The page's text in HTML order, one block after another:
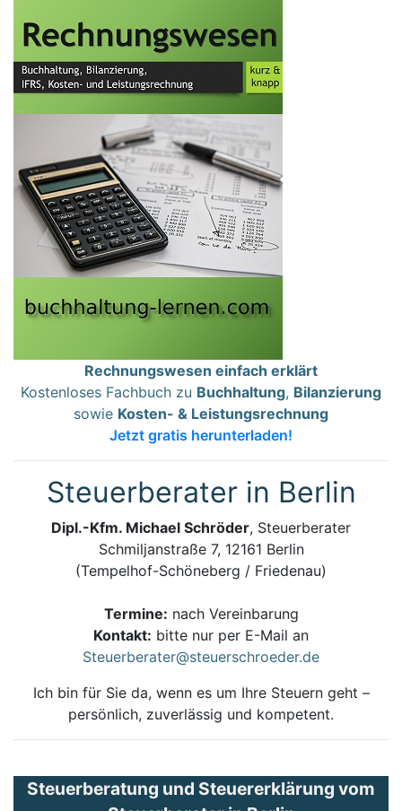
Rechnungswesen einfach erklärt
Kostenloses Fachbuch zu Buchhaltung, Bilanzierung
sowie Kosten- & Leistungsrechnung
Jetzt gratis herunterladen!
Steuerberater in Berlin
Dipl.-Kfm. Michael Schröder, Steuerberater
Schmiljanstraße 7, 12161 Berlin
(Tempelhof-Schöneberg / Friedenau)
Termine: nach Vereinbarung
Kontakt: bitte nur per E-Mail an
Steuerberater@steuerschroeder.de
Ich bin für Sie da, wenn es um Ihre Steuern geht –
persönlich, zuverlässig und kompetent.
Steuerberatung und Steuererklärung vom